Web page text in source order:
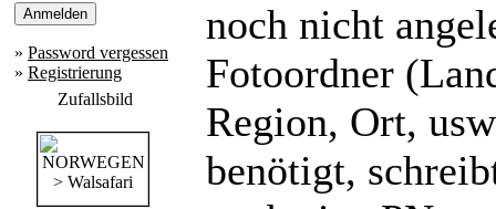
» Password vergessen
» Registrierung
Zufallsbild
noch nicht
Fotoordner
Region, Ort,
benötigt,